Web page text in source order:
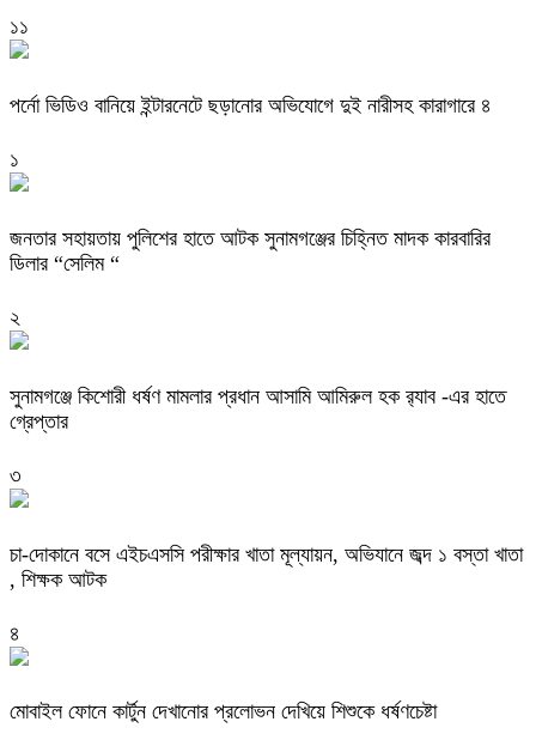
১১
পর্নো ভিডিও বানিয়ে ইন্টারনেটে ছড়ানোর অভিযোগে দুই নারীসহ কারাগারে ৪
১
জনতার সহায়তায় পুলিশের হাতে আটক সুনামগঞ্জের চিহ্নিত মাদক কারবারির
ডিলার “সেলিম “
২
‎সুনামগঞ্জে কিশোরী ধর্ষণ মামলার প্রধান আসামি আমিরুল হক র‌্যাব -এর হাতে
গ্রেপ্তার
৩
চা-দোকানে বসে এইচএসসি পরীক্ষার খাতা মূল্যায়ন, অভিযানে জব্দ ১ বস্তা খাতা
, শিক্ষক আটক
৪
মোবাইল ফোনে কার্টুন দেখানোর প্রলোভন দেখিয়ে শিশুকে ধর্ষণচেষ্টা